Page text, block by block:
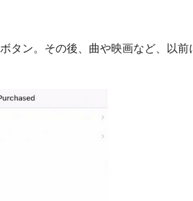
ボタン。その後、曲や映画など、以前